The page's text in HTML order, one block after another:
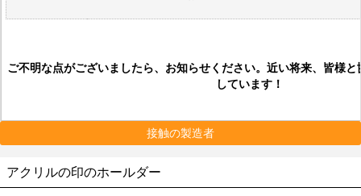
ご不明な点がございましたら、お知らせください。近い将来、皆様
しています！
接触の製造者
アクリルの印のホールダー